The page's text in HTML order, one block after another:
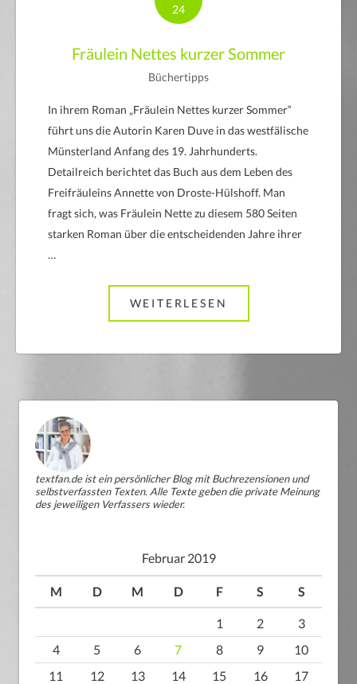
24
Fräulein Nettes kurzer Sommer
Büchertipps
In ihrem Roman „Fräulein Nettes kurzer Sommer“
führt uns die Autorin Karen Duve in das westfälische
Münsterland Anfang des 19. Jahrhunderts.
Detailreich berichtet das Buch aus dem Leben des
Freifräuleins Annette von Droste-Hülshoff. Man
fragt sich, was Fräulein Nette zu diesem 580 Seiten
starken Roman über die entscheidenden Jahre ihrer
…
WEITERLESEN
textfan.de ist ein persönlicher Blog mit Buchrezensionen und
selbstverfassten Texten. Alle Texte geben die private Meinung
des jeweiligen Verfassers wieder.
Februar 2019
M D M D F S S
1 2
3
4
5 6 7 8 9
10
11
12 13 14 15 16
17